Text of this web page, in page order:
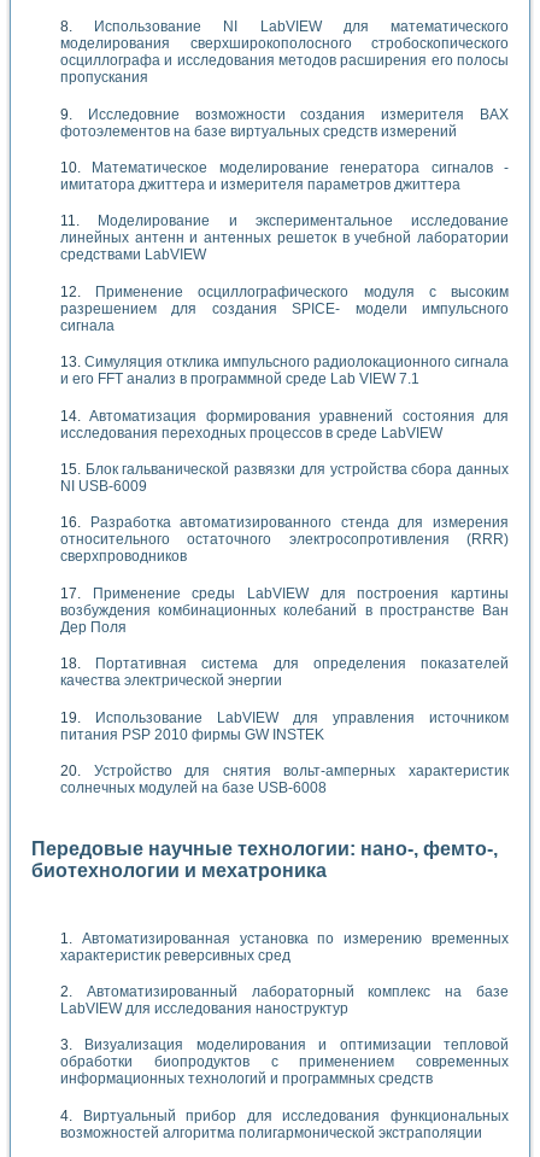
Использование NI LabVIEW для математического
моделирования сверхширокополосного стробоскопического
осциллографа и исследования методов расширения его полосы
пропускания
Исследовние возможности создания измерителя ВАХ
фотоэлементов на базе виртуальных средств измерений
Математическое моделирование генератора сигналов -
имитатора джиттера и измерителя параметров джиттера
Моделирование и экспериментальное исследование
линейных антенн и антенных решеток в учебной лаборатории
средствами LabVIEW
Применение осциллографического модуля с высоким
разрешением для создания SPICE- модели импульсного
сигнала
Симуляция отклика импульсного радиолокационного сигнала
и его FFT анализ в программной среде Lab VIEW 7.1
Автоматизация формирования уравнений состояния для
исследования переходных процессов в среде LabVIEW
Блок гальванической развязки для устройства сбора данных
NI USB-6009
Разработка автоматизированного стенда для измерения
относительного остаточного электросопротивления (RRR)
сверхпроводников
Применение среды LabVIEW для построения картины
возбуждения комбинационных колебаний в пространстве Ван
Дер Поля
Портативная система для определения показателей
качества электрической энергии
Использование LabVIEW для управления источником
питания PSP 2010 фирмы GW INSTEK
Устройство для снятия вольт-амперных характеристик
солнечных модулей на базе USB-6008
Передовые научные технологии: нано-, фемто-,
биотехнологии и мехатроника
Автоматизированная установка по измерению временных
характеристик реверсивных сред
Автоматизированный лабораторный комплекс на базе
LabVIEW для исследования наноструктур
Визуализация моделирования и оптимизации тепловой
обработки биопродуктов с применением современных
информационных технологий и программных средств
Виртуальный прибор для исследования функциональных
возможностей алгоритма полигармонической экстраполяции